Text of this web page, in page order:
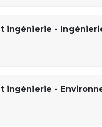
ingénierie -
ingénierie -